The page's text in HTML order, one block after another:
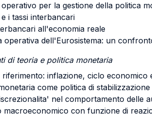
per la gestione della politica
i tassi interbancari
all'economia reale
operativa dell'Eurosistema: un
di teoria e politica monetaria
riferimento: inflazione, ciclo economico
come politica di stabilizzazione
nel comportamento delle
macroeconomico con funzione di